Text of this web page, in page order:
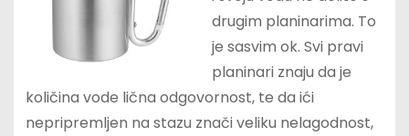
drugim planinarima. To
je sasvim ok. Svi pravi
planinari znaju da je
količina vode lična odgovornost, te da ići
nepripremljen na stazu znači veliku nelagodnost,